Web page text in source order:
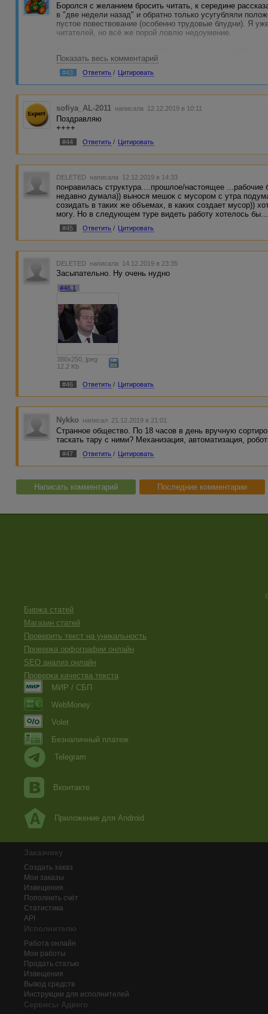
Боролся с желанием бросить читать, к середине
в "две недели назад" и обратно только усугубляли
пустое повествование (особенно трудовые блудни). Я
читателей, но всё же порой ловлю недоумение.
отпуск без путёвки. Какой же я, оказывается,
Показать весь комментарий
#43 Ответить / Цитировать
sofiya_AL-2011 написала 12.12.2019 в 10:11
Поздравляю
++++
#44 Ответить / Цитировать
DELETED написала 12.12.2019 в 14:33
понравилась структура....прошлое/настоящее
недавно думала)) вынося мешок с мусором с утра
созидать в таких же объемах, в каких создает мусор))
могу. Но в следующем туре видеть работу хотелось бы...
#45 Ответить / Цитировать
DELETED написала 14.12.2019 в 23:35
Засыпательно. Ну очень нудно
#46.1
380x250, jpeg
12.2 Kb
#46 Ответить / Цитировать
Nykko написал 21.12.2019 в 21:01
Странное общество. По 18 часов в день вручную
таскать тару с ними? Механизация, автоматизация,
#47 Ответить / Цитировать
Написать комментарий Последние комментарии
Биржа статей
Магазин статей
Проверить текст на уникальность
Проверка орфографии онлайн
SEO анализ онлайн
Проверка качества текста
МИР / СБП
WebMoney
Volet
Безналичный платеж
Telegram
Вконтакте
Приложение для Android
Заказчику
Создать заказ
Мои заказы
Извещения
Пополнить счёт
Статистика
API
Исполнителю
Работа онлайн
Мои работы
Продать статью
Извещения
Вывод средств
Инструкции для исполнителей
Сервисы Адвего